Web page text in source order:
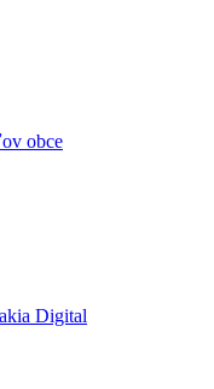
obce
Digital